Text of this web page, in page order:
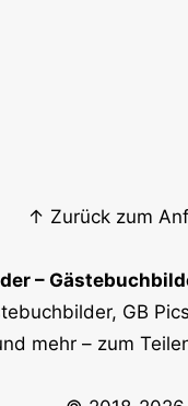
↑ Zurück zum
–
GB
mehr – zum